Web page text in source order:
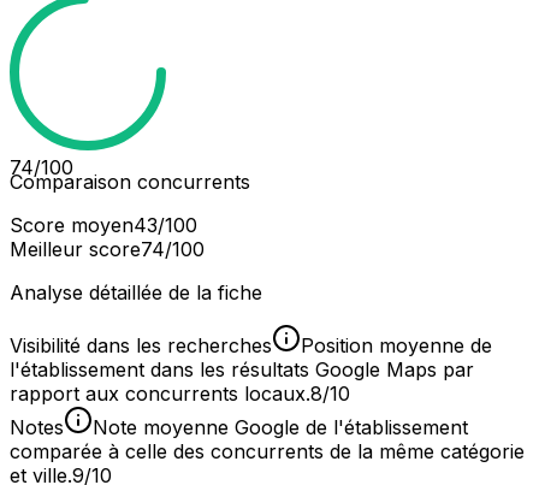
74/100
Comparaison concurrents
Score moyen43/100
Meilleur score74/100
Analyse détaillée de la fiche
Visibilité dans les recherches
Position moyenne de
l'établissement dans les résultats Google Maps par
rapport aux concurrents locaux.8/10
Notes
Note moyenne Google de l'établissement
comparée à celle des concurrents de la même catégorie
et ville.9/10